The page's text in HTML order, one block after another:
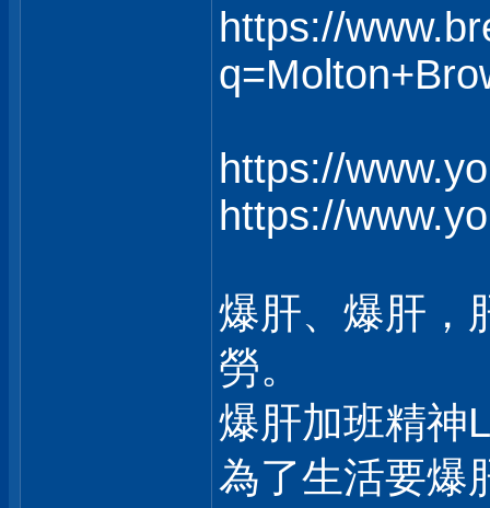
https://
https://
https://
爆肝、爆肝，
勞。
爆肝加班精神
為了生活要爆